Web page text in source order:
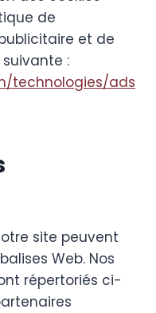
de
et de
suivante :
technologies/ads
site peuvent
Web. Nos
répertoriés ci-